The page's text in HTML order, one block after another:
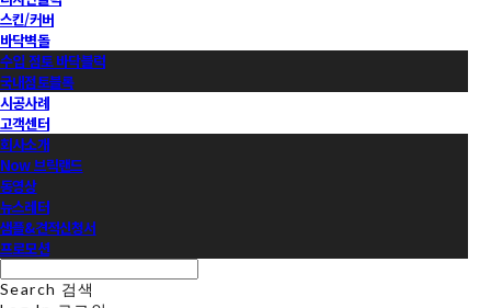
스킨/커버
바닥벽돌
수입 점토 바닥블럭
국내점토블록
시공사례
고객센터
회사소개
Now 브릭랜드
동영상
뉴스레터
샘플&견적신청서
프로모션
Search 검색